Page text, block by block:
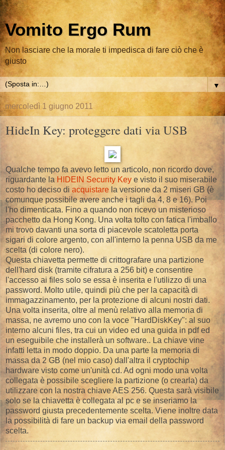
Vomito Ergo Rum
Non lasciare che la morale ti impedisca di fare ciò che è
giusto
▼
mercoledì 1 giugno 2011
HideIn Key: proteggere dati via USB
Qualche tempo fa avevo letto un articolo, non ricordo dove,
riguardante la HIDEIN Security Key e visto il suo miserabile
costo ho deciso di acquistare la versione da 2 miseri GB (è
comunque possibile avere anche i tagli da 4, 8 e 16). Poi
l'ho dimenticata. Fino a quando non ricevo un misterioso
pacchetto da Hong Kong. Una volta tolto con fatica l'imballo
mi trovo davanti una sorta di piacevole scatoletta porta
sigari di colore argento, con all'interno la penna USB da me
scelta (di colore nero).
Questa chiavetta permette di crittografare una partizione
dell'hard disk (tramite cifratura a 256 bit) e consentire
l'accesso ai files solo se essa è inserita e l'utilizzo di una
password. Molto utile, quindi più che per la capacità di
immagazzinamento, per la protezione di alcuni nostri dati.
Una volta inserita, oltre al menù relativo alla memoria di
massa, ne avremo uno con la voce "HardDiskKey": al suo
interno alcuni files, tra cui un video ed una guida in pdf ed
un eseguibile che installerà un software.. La chiave vine
infatti letta in modo doppio. Da una parte la memoria di
massa da 2 GB (nel mio caso) dall'altra il cryptochip
hardware visto come un'unità cd. Ad ogni modo una volta
collegata è possibile scegliere la partizione (o crearla) da
utilizzare con la nostra chiave AES 256. Questa sarà visibile
solo se la chiavetta è collegata al pc e se inseriamo la
password giusta precedentemente scelta. Viene inoltre data
la possibilità di fare un backup via email della password
scelta.